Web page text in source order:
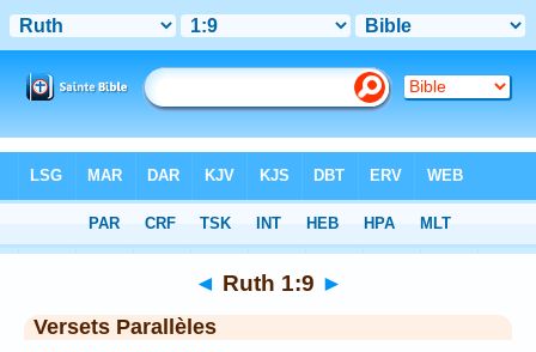
Chapitre 1 > Verset 9
◄ Ruth 1:9 ►
Versets Parallèles